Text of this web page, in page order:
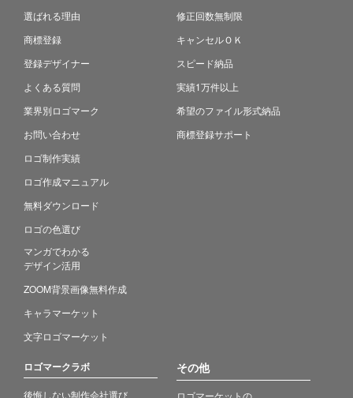
選ばれる理由
商標登録
登録デザイナー
よくある質問
業界別ロゴマーク
お問い合わせ
ロゴ制作実績
ロゴ作成マニュアル
無料ダウンロード
ロゴの色選び
マンガでわかる
デザイン活用
ZOOM背景画像無料作成
キャラマーケット
文字ロゴマーケット
修正回数無制限
キャンセルＯＫ
スピード納品
実績1万件以上
希望のファイル形式納品
商標登録サポート
ロゴマークラボ
後悔しない制作会社選び
その他